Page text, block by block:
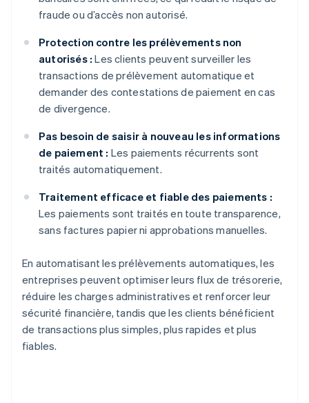
fraude ou d’accès non autorisé.
Protection contre les prélèvements non
autorisés : Les clients peuvent surveiller les
transactions de prélèvement automatique et
demander des contestations de paiement en cas
de divergence.
Pas besoin de saisir à nouveau les informations
de paiement : Les paiements récurrents sont
traités automatiquement.
Traitement efficace et fiable des paiements :
Les paiements sont traités en toute transparence,
sans factures papier ni approbations manuelles.
En automatisant les prélèvements automatiques, les
entreprises peuvent optimiser leurs flux de trésorerie,
réduire les charges administratives et renforcer leur
sécurité financière, tandis que les clients bénéficient
de transactions plus simples, plus rapides et plus
fiables.